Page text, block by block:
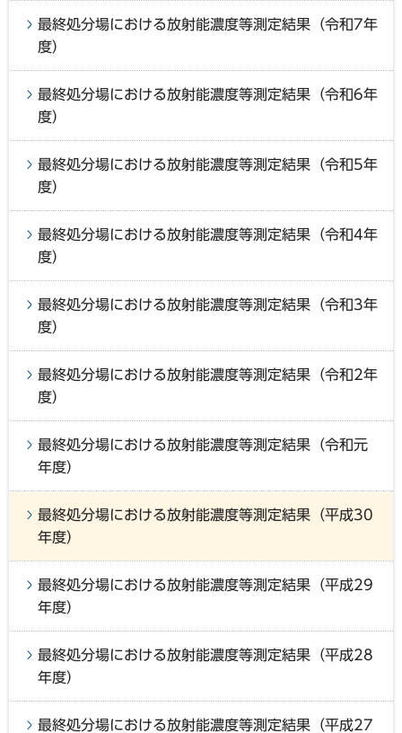
最終処分場における放射能濃度等測定結果（令和7年
度）
最終処分場における放射能濃度等測定結果（令和6年
度）
最終処分場における放射能濃度等測定結果（令和5年
度）
最終処分場における放射能濃度等測定結果（令和4年
度）
最終処分場における放射能濃度等測定結果（令和3年
度）
最終処分場における放射能濃度等測定結果（令和2年
度）
最終処分場における放射能濃度等測定結果（令和元
年度）
最終処分場における放射能濃度等測定結果（平成30
年度）
最終処分場における放射能濃度等測定結果（平成29
年度）
最終処分場における放射能濃度等測定結果（平成28
年度）
最終処分場における放射能濃度等測定結果（平成27